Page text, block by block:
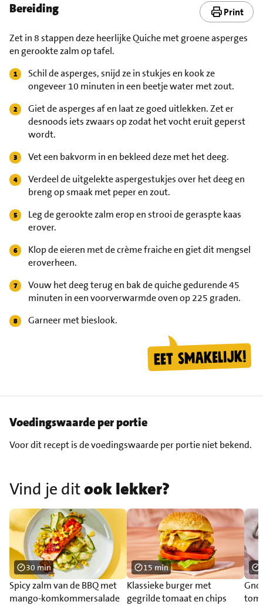
Bereiding Print
Zet in 8 stappen deze heerlijke Quiche met groene asperges
en gerookte zalm op tafel.
Schil de asperges, snijd ze in stukjes en kook ze
ongeveer 10 minuten in een beetje water met zout.
Giet de asperges af en laat ze goed uitlekken. Zet er
desnoods iets zwaars op zodat het vocht eruit geperst
wordt.
Vet een bakvorm in en bekleed deze met het deeg.
Verdeel de uitgelekte aspergestukjes over het deeg en
breng op smaak met peper en zout.
Leg de gerookte zalm erop en strooi de geraspte kaas
erover.
Klop de eieren met de crème fraiche en giet dit mengsel
eroverheen.
Vouw het deeg terug en bak de quiche gedurende 45
minuten in een voorverwarmde oven op 225 graden.
Garneer met bieslook.
Voedingswaarde per portie
Voor dit recept is de voedingswaarde per portie niet bekend.
Vind je ditook lekker?
Spicy zalm van de BBQ met
mango-komkommersalade
30 min
Klassieke burger met
gegrilde tomaat en chips
15 min